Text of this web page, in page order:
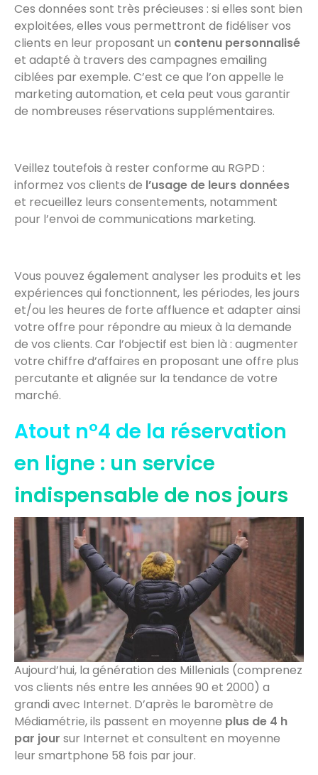
Ces données sont très précieuses : si elles sont bien
exploitées, elles vous permettront de fidéliser vos
clients en leur proposant un contenu personnalisé
et adapté à travers des campagnes emailing
ciblées par exemple. C’est ce que l’on appelle le
marketing automation, et cela peut vous garantir
de nombreuses réservations supplémentaires.
Veillez toutefois à rester conforme au RGPD :
informez vos clients de l’usage de leurs données
et recueillez leurs consentements, notamment
pour l’envoi de communications marketing.
Vous pouvez également analyser les produits et les
expériences qui fonctionnent, les périodes, les jours
et/ou les heures de forte affluence et adapter ainsi
votre offre pour répondre au mieux à la demande
de vos clients. Car l’objectif est bien là : augmenter
votre chiffre d’affaires en proposant une offre plus
percutante et alignée sur la tendance de votre
marché.
Atout n°4 de la réservation
en ligne : un service
indispensable de nos jours
Aujourd’hui, la génération des Millenials (comprenez
vos clients nés entre les années 90 et 2000) a
grandi avec Internet. D’après le baromètre de
Médiamétrie, ils passent en moyenne plus de 4 h
par jour sur Internet et consultent en moyenne
leur smartphone 58 fois par jour.